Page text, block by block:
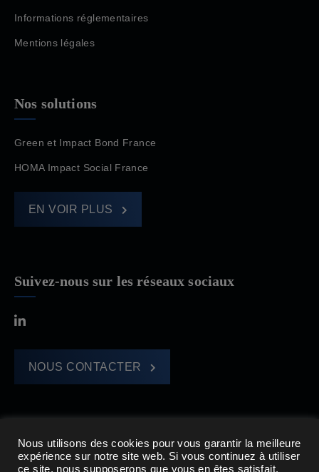
Informations réglementaires
Mentions légales
Nos solutions
Green et Impact Bond France
HOMA Impact Social France
EN VOIR PLUS
Suivez-nous sur les réseaux sociaux
NOUS CONTACTER
HOMA CAPITAL © 2021
Nous utilisons des cookies pour vous garantir la meilleure
expérience sur notre site web. Si vous continuez à utiliser
ce site, nous supposerons que vous en êtes satisfait.